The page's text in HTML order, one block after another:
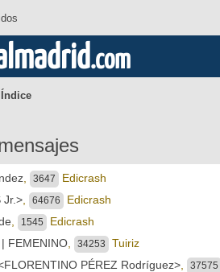
.com
Índice
3647
Edicrash
Jr.>
64676
Edicrash
1545
Edicrash
FEMENINO
34253
Tuiriz
PÉREZ Rodríguez>
37575